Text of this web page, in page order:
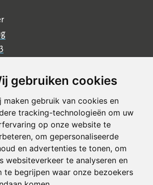
gebruiken cookies
maken gebruik van cookies en
tracking-technologieën om uw
op onze website te
om gepersonaliseerde
en advertenties te tonen, om
websiteverkeer te analyseren en
te begrijpen waar onze bezoekers